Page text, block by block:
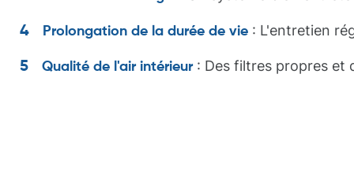
Prolongation de la durée de vie : L'entretien
Qualité de l'air intérieur: Des filtres propres et